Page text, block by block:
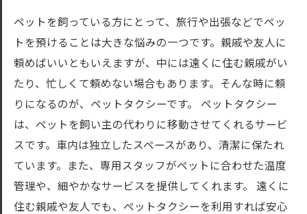
ペットを飼っている方にとって、旅行や出張などでペッ
トを預けることは大きな悩みの一つです。親戚や友人に
頼めばいいともいえますが、中には遠くに住む親戚がい
たり、忙しくて頼めない場合もあります。そんな時に頼
りになるのが、ペットタクシーです。 ペットタクシー
は、ペットを飼い主の代わりに移動させてくれるサービ
スです。車内は独立したスペースがあり、清潔に保たれ
ています。また、専用スタッフがペットに合わせた温度
管理や、細やかなサービスを提供してくれます。 遠くに
住む親戚や友人でも、ペットタクシーを利用すれば安心